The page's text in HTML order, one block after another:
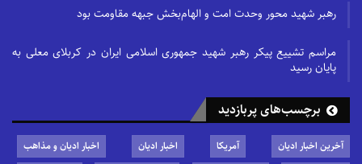
رهبر شهید محور وحدت امت و الهام‌بخش جبهه مقاومت بود
مراسم تشییع پیکر رهبر شهید جمهوری اسلامی ایران در کربلای معلی به
پایان رسید
برچسب‌های پربازدید
آخرین اخبار ادیان آمریکا اخبار ادیان
اخبار ادیان و مذاهب